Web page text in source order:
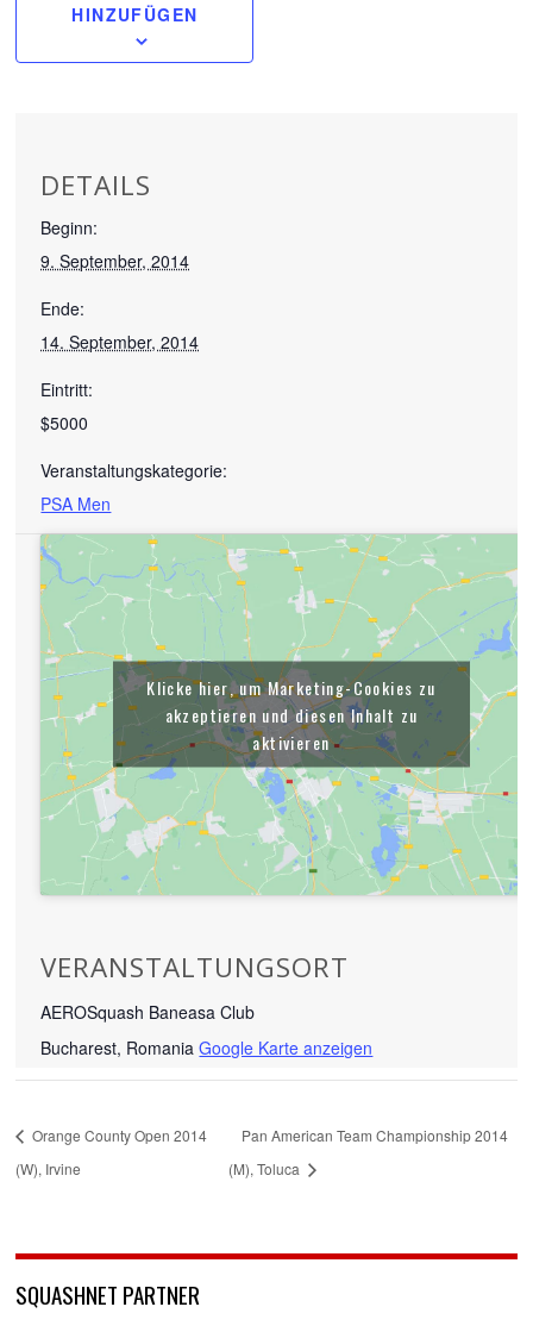
HINZUFÜGEN
DETAILS
Beginn:
9. September, 2014
Ende:
14. September, 2014
Eintritt:
$5000
Veranstaltungskategorie:
PSA Men
VERANSTALTUNGSORT
AEROSquash Baneasa Club
Bucharest, Romania Google Karte anzeigen
Klicke hier, um Marketing-Cookies zu
akzeptieren und diesen Inhalt zu
aktivieren
Orange County Open 2014
(W), Irvine
Pan American Team Championship 2014
(M), Toluca
SQUASHNET PARTNER